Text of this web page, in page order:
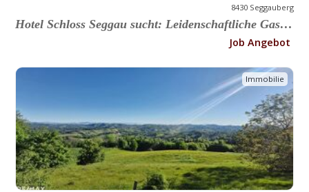
8430 Seggauberg
Hotel Schloss Seggau sucht: Leidenschaftliche Gastgeber und Hilfskräfte im Service
Job Angebot
Immobilie